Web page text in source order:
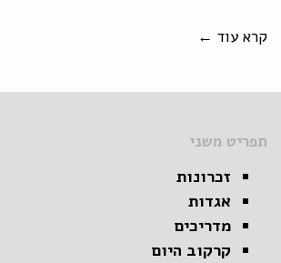
קרא עוד ←
תפריט משני
זכרונות
אגדות
מדריכים
קרקוב היום